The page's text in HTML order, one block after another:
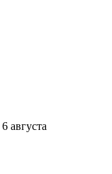
6 августа